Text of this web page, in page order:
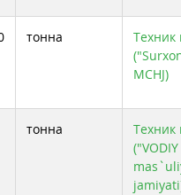
тонна
Техник
MCHJ)
тонна
Техник